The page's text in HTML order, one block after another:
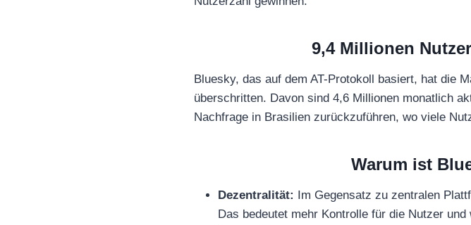
9,4 Millionen
Bluesky, das auf dem AT-Protokoll basiert, hat die
überschritten. Davon sind 4,6 Millionen monatlich
Nachfrage in Brasilien zurückzuführen, wo viele
Warum ist
Dezentralität: Im Gegensatz zu zentralen
Das bedeutet mehr Kontrolle für die Nutzer